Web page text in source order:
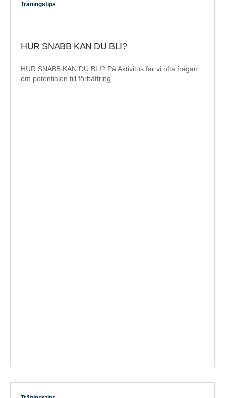
Träningstips
HUR SNABB KAN DU BLI?
HUR SNABB KAN DU BLI? På Aktivitus får vi ofta frågan
om potentialen till förbättring